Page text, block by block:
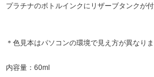
プラチナのボトルインクにリザーブタンクが付
＊色見本はパソコンの環境で見え方が異なり
内容量：60ml